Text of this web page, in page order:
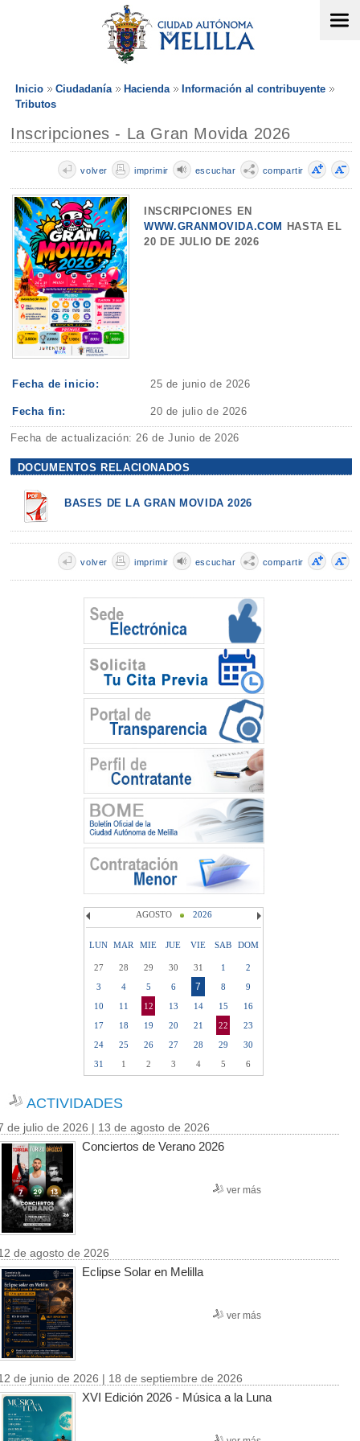
Inicio Ciudadanía Hacienda
Información al contribuyente
Tributos
Inscripciones - La Gran Movida 2026
compartir
escuchar
imprimir
volver
INSCRIPCIONES EN
WWW.GRANMOVIDA.COM
HASTA EL
20 DE JULIO DE 2026
Fecha de inicio: 25 de junio de 2026
Fecha fin: 20 de julio de 2026
Fecha de actualización: 26 de Junio de 2026
DOCUMENTOS RELACIONADOS
BASES DE LA GRAN MOVIDA 2026
compartir
escuchar
imprimir
volver
AGOSTO 2026
LUN MAR MIE JUE VIE SAB DOM
27 28 29 30 31 1
2
3
4 5 6 7 8
9
10
11 12 13 14 15
16
17
18 19 20 21 22
23
24
25 26 27 28 29
30
31
1 2 3 4 5 6
ACTIVIDADES
de julio de 2026 | 13 de agosto de 2026
Conciertos de Verano 2026
ver más
de agosto de 2026
Eclipse Solar en Melilla
ver más
de junio de 2026 | 18 de septiembre de 2026
XVI Edición 2026 - Música a la Luna